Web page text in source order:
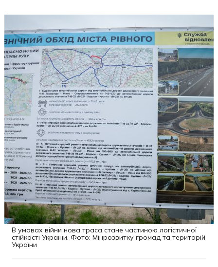
В умовах війни нова траса стане частиною логістичної
стійкості України. Фото: Мінрозвитку громад та територій
України